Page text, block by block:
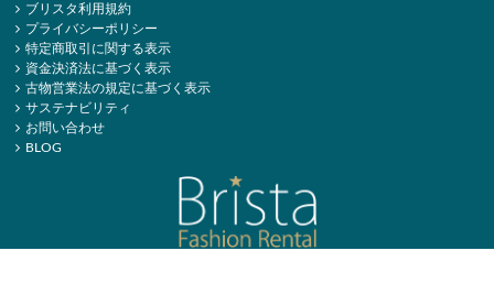
ブリスタ利用規約
プライバシーポリシー
特定商取引に関する表示
資金決済法に基づく表示
古物営業法の規定に基づく表示
サステナビリティ
お問い合わせ
BLOG